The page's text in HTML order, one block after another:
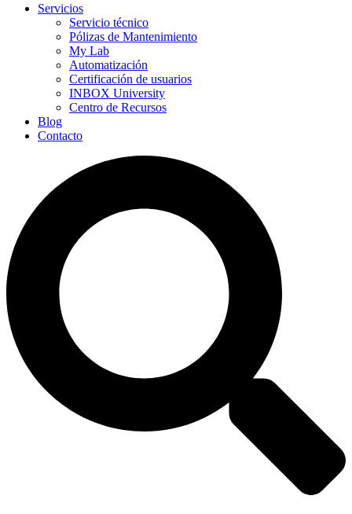
Servicios
Servicio técnico
Pólizas de Mantenimiento
My Lab
Automatización
Certificación de usuarios
INBOX University
Centro de Recursos
Blog
Contacto